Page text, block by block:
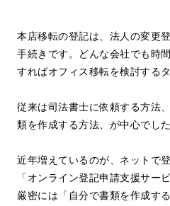
本店移転の登記は、法人の変更
手続きです。どんな会社でも時
すればオフィス移転を検討する
従来は司法書士に依頼する方法
類を作成する方法、が中心でした
近年増えているのが、ネットで
「オンライン登記申請支援サー
厳密には「自分で書類を作成す